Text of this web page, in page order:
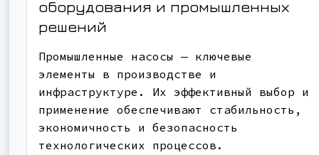
оборудования и промышленных
решений
Промышленные насосы — ключевые
элементы в производстве и
инфраструктуре. Их эффективный выбор и
применение обеспечивают стабильность,
экономичность и безопасность
технологических процессов.